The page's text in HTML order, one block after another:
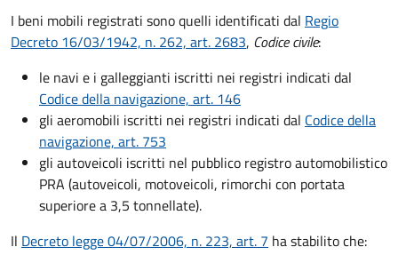
I beni mobili registrati sono quelli identificati dal Regio
Decreto 16/03/1942, n. 262, art. 2683, Codice civile:
le navi e i galleggianti iscritti nei registri indicati dal
Codice della navigazione, art. 146
gli aeromobili iscritti nei registri indicati dal Codice della
navigazione, art. 753
gli autoveicoli iscritti nel pubblico registro automobilistico
PRA (autoveicoli, motoveicoli, rimorchi con portata
superiore a 3,5 tonnellate).
Il Decreto legge 04/07/2006, n. 223, art. 7 ha stabilito che: